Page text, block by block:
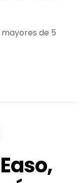
de 5